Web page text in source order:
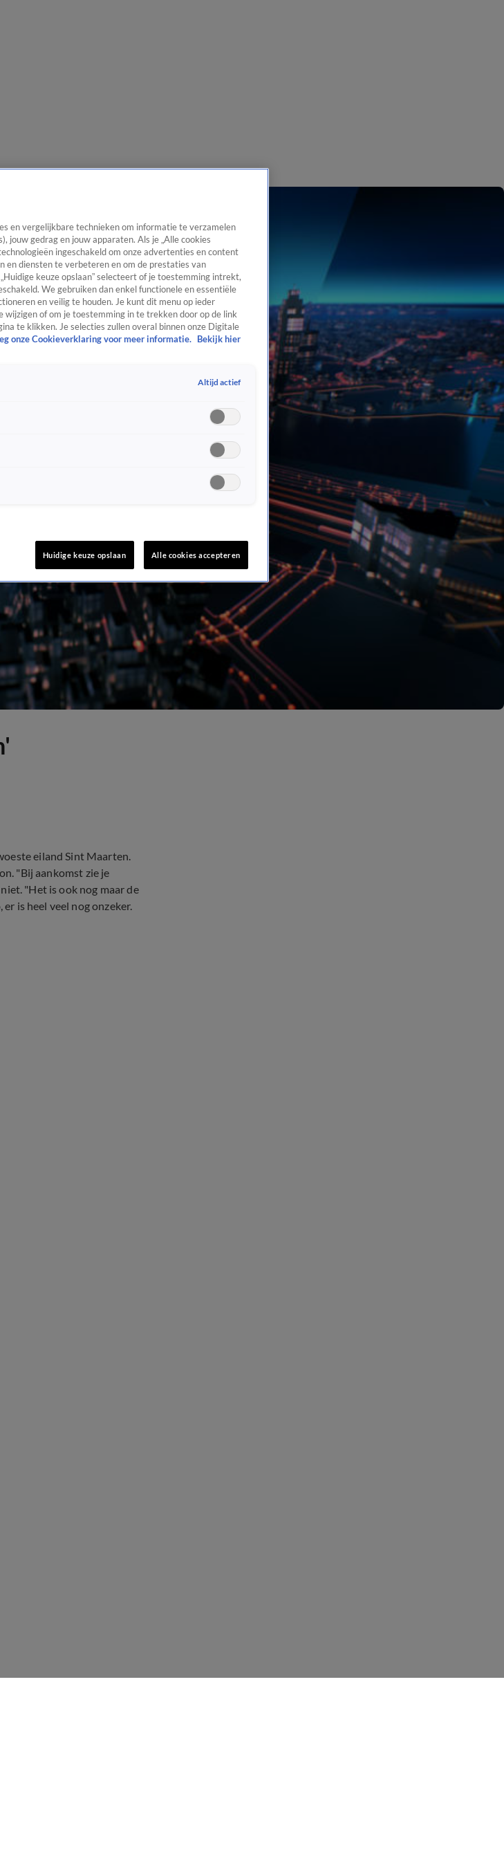
eiland Sint Maarten.
"Bij aankomst zie je
"Het is ook nog maar de
is heel veel nog onzeker.
en vergelijkbare technieken om informatie te verzamelen
jouw gedrag en jouw apparaten. Als je „Alle cookies
ingeschakeld om onze advertenties en content
en diensten te verbeteren en om de prestaties van
keuze opslaan” selecteert of je toestemming intrekt,
We gebruiken dan enkel functionele en essentiële
en veilig te houden. Je kunt dit menu op ieder
wijzigen of om je toestemming in te trekken door op de link
te klikken. Je selecties zullen overal binnen onze Digitale
onze Cookieverklaring voor meer informatie. Bekijk hier
Altijd actief
Huidige keuze opslaan Alle cookies accepteren